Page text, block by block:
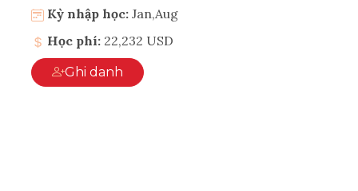
Kỳ nhập học: Jan,Aug
Học phí: 22,232 USD
Ghi danh